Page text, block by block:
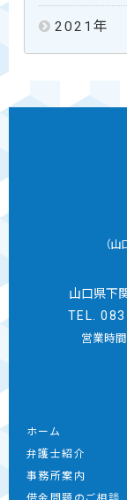
2021 年
（
山口県下
TEL.
営業時
ホーム
弁護士紹介
事務所案内